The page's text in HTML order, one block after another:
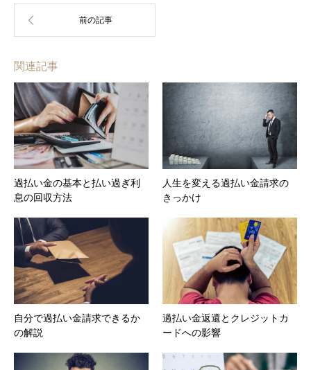
関連記事
過払い金の基本と払い過ぎ利
息の回収方法
人生を変える過払い金請求の
きっかけ
自分で過払い金請求できるか
の解説
過払い金返還とクレジットカ
ードへの影響